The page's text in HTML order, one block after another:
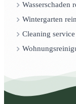
Wasserschaden
Wintergarten
Cleaning service